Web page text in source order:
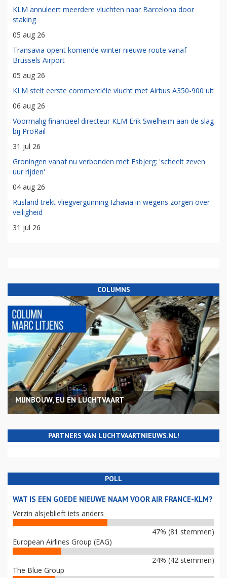
KLM annuleert meerdere vluchten naar Barcelona door
staking
05 aug 26
Transavia opent komende winter nieuwe route vanaf
Brussels Airport
05 aug 26
KLM stelt eerste commerciële vlucht met Airbus A350-900 uit
06 aug 26
Voormalig financieel directeur KLM Erik Swelheim aan de slag
bij ProRail
31 jul 26
Groningen vanaf nu verbonden met Esbjerg: 'scheelt zeven
uur rijden'
04 aug 26
Rusland trekt vliegvergunning Izhavia in wegens zorgen over
veiligheid
31 jul 26
COLUMNS
MIJNBOUW, EU EN LUCHTVAART
PARTNERS VAN LUCHTVAARTNIEUWS.NL!
POLL
WAT IS EEN GOEDE NIEUWE NAAM VOOR AIR FRANCE-KLM?
Verzin alsjeblieft iets anders
47% (81 stemmen)
European Airlines Group (EAG)
24% (42 stemmen)
The Blue Group